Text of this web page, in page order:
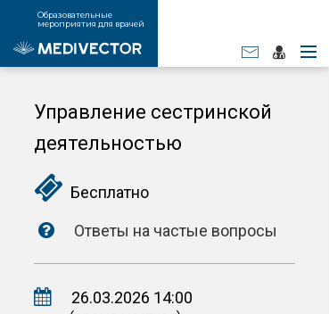
Образовательные
мероприятия для врачей
Управление сестринской
деятельностью
Бесплатно
Ответы на частые вопросы
26.03.2026 14:00